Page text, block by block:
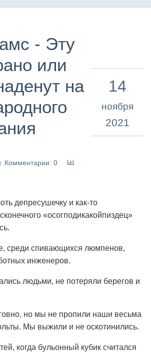
- Эту
или
на
Комментарии: 0
14
ноября
2021
депресушечку и как-то
«осогподикакойпиздец»
среди спивающихся люмпенов,
инженеров.
людьми, не потеряли берегов и
но мы не пропили наши весьма
Мы выжили и не оскотинились.
когда бульонный кубик считался